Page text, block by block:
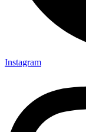
Instagram